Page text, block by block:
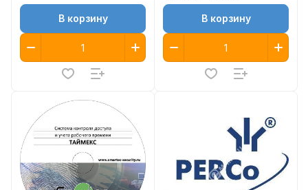
В корзину В корзину